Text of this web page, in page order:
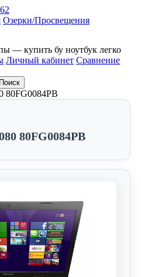
Озерки/Просвещения
— купить бу ноутбук легко
Личный кабинет Сравнение
Поиск
80FG0084PB
80FG0084PB